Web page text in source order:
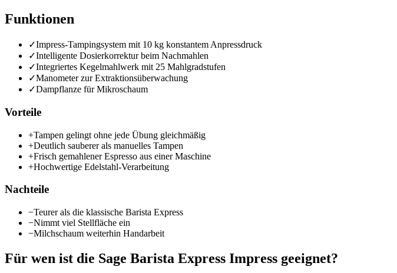
Funktionen
✓Impress-Tampingsystem mit 10 kg konstantem Anpressdruck
✓Intelligente Dosierkorrektur beim Nachmahlen
✓Integriertes Kegelmahlwerk mit 25 Mahlgradstufen
✓Manometer zur Extraktionsüberwachung
✓Dampflanze für Mikroschaum
Vorteile
+Tampen gelingt ohne jede Übung gleichmäßig
+Deutlich sauberer als manuelles Tampen
+Frisch gemahlener Espresso aus einer Maschine
+Hochwertige Edelstahl-Verarbeitung
Nachteile
−Teurer als die klassische Barista Express
−Nimmt viel Stellfläche ein
−Milchschaum weiterhin Handarbeit
Für wen ist die Sage Barista Express Impress geeignet?